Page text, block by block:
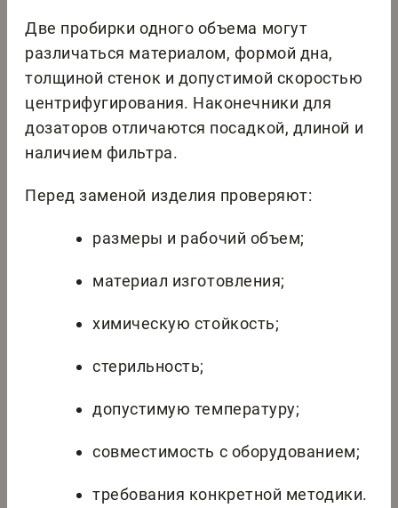
Две пробирки одного объема могут
различаться материалом, формой дна,
толщиной стенок и допустимой скоростью
центрифугирования. Наконечники для
дозаторов отличаются посадкой, длиной и
наличием фильтра.
Перед заменой изделия проверяют:
размеры и рабочий объем;
материал изготовления;
химическую стойкость;
стерильность;
допустимую температуру;
совместимость с оборудованием;
требования конкретной методики.